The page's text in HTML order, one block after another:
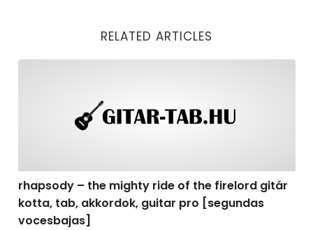
RELATED ARTICLES
rhapsody – the mighty ride of the firelord gitár
kotta, tab, akkordok, guitar pro [segundas
vocesbajas]